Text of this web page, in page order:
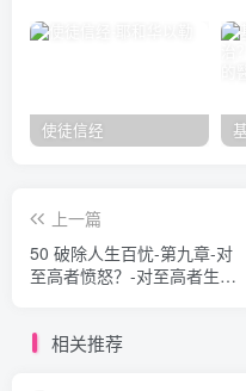
使徒信经
上一篇
50 破除人生百忧-第九章-对
至高者愤怒？-对至高者生气
相关推荐